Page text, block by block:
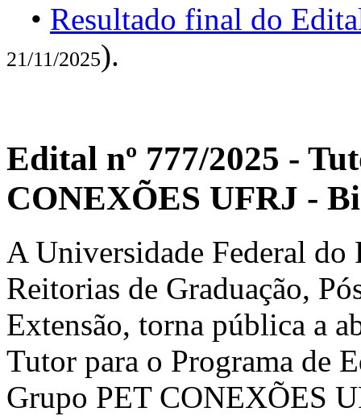
• Resultado final do
21/11/2025).
Edital nº 777/2025 -
CONEXÕES UFRJ -
A Universidade Federal do
Reitorias de Graduação,
Extensão, torna pública a
Tutor para o Programa de
Grupo PET CONEXÕES